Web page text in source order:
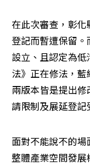
在此次審查，彰
登記而暫遭保留
設立、且認定為
法》正在修法，藍
兩版本皆是提出
請限制及展延登記
面對不能說不的
整體產業空間發